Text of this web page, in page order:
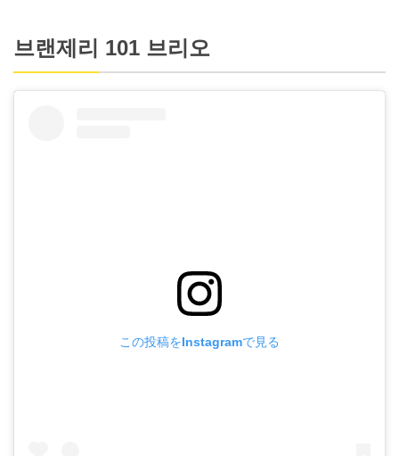
브랜제리 101 브리오
この投稿をInstagramで見る